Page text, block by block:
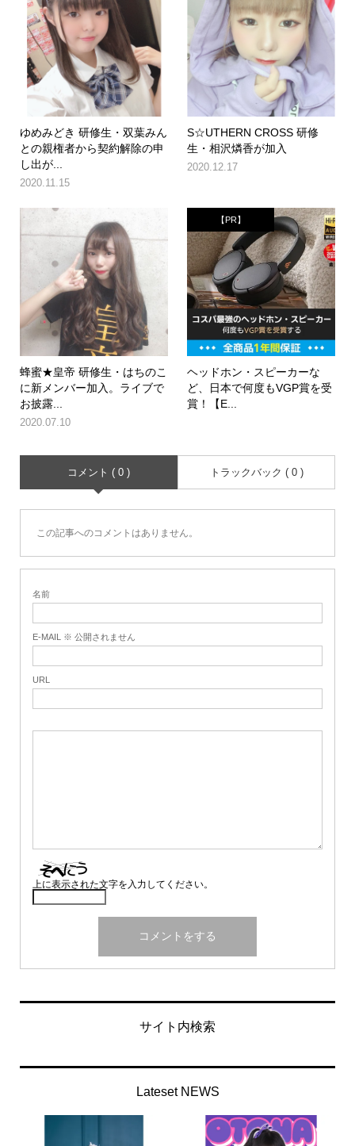
ゆめみどき 研修生・双葉みん
との親権者から契約解除の申
し出が...
2020.11.15
S☆UTHERN CROSS 研修
生・相沢燐香が加入
2020.12.17
蜂蜜★皇帝 研修生・はちのこ
に新メンバー加入。ライブで
お披露...
2020.07.10
【PR】
ヘッドホン・スピーカーな
ど、日本で何度もVGP賞を受
賞！【E...
コメント ( 0 ) トラックバック ( 0 )
この記事へのコメントはありません。
名前
E-MAIL ※ 公開されません
URL
上に表示された文字を入力してください。
サイト内検索
Lateset NEWS